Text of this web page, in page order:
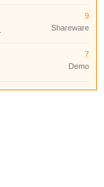
9
Shareware
7
Demo